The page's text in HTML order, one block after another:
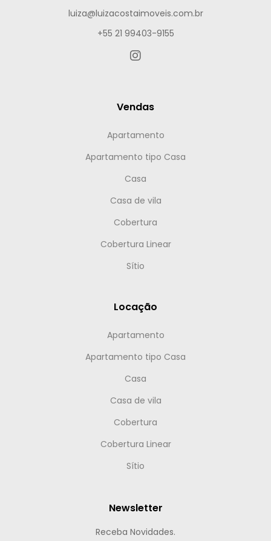
luiza@luizacostaimoveis.com.br
+55 21 99403-9155
Vendas
Apartamento
Apartamento tipo Casa
Casa
Casa de vila
Cobertura
Cobertura Linear
Sítio
Locação
Apartamento
Apartamento tipo Casa
Casa
Casa de vila
Cobertura
Cobertura Linear
Sítio
Newsletter
Receba Novidades.